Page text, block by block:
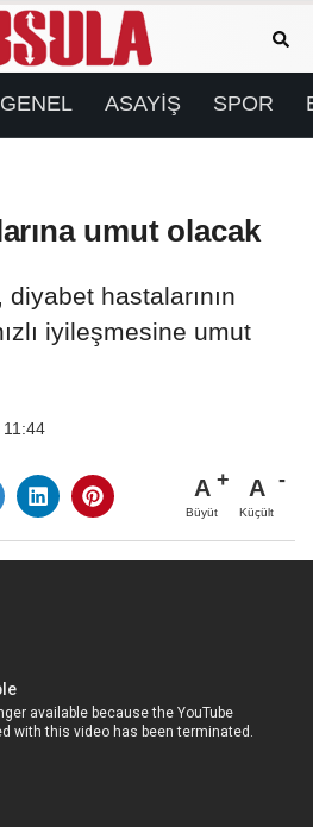
GENEL ASAYİŞ SPOR
umut olacak
hastalarının
iyileşmesine umut
A
Büyüt
A
Küçült